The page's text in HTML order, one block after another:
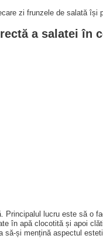
zi frunzele de salată își
a salatei în
Principalul lucru este să o
în apă clocotită și apoi
să-și mențină aspectul